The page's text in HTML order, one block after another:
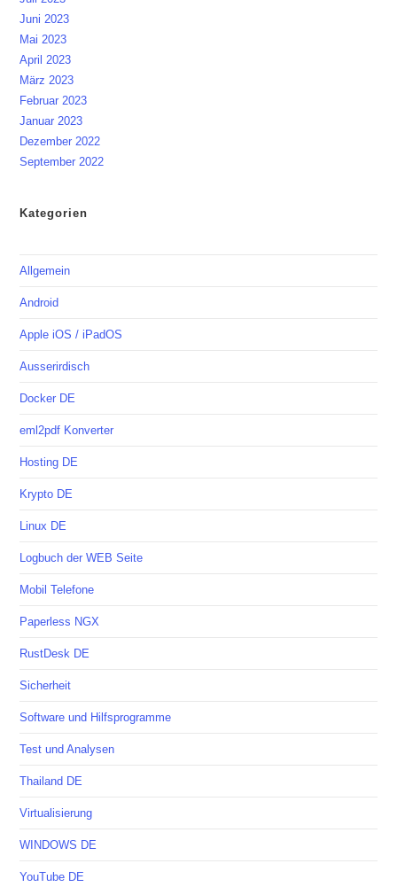
Juni 2023
Mai 2023
April 2023
März 2023
Februar 2023
Januar 2023
Dezember 2022
September 2022
Kategorien
Allgemein
Android
Apple iOS / iPadOS
Ausserirdisch
Docker DE
eml2pdf Konverter
Hosting DE
Krypto DE
Linux DE
Logbuch der WEB Seite
Mobil Telefone
Paperless NGX
RustDesk DE
Sicherheit
Software und Hilfsprogramme
Test und Analysen
Thailand DE
Virtualisierung
WINDOWS DE
YouTube DE